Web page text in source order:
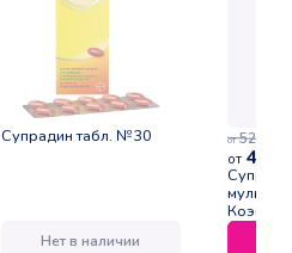
Супрадин табл. №30
Нет в наличии
от 52,00
от
туба